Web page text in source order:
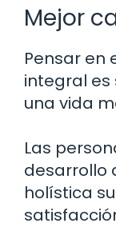
Mejor
Pensar en
integral es
una vida
Las
desarrollo
holística